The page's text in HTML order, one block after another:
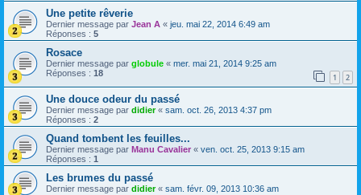
Une petite rêverie
Dernier message par Jean A « jeu. mai 22, 2014 6:49 am
Réponses : 5
Rosace
Dernier message par globule « mer. mai 21, 2014 9:25 am
Réponses : 18 1 2
Une douce odeur du passé
Dernier message par didier« sam. oct. 26, 2013 4:37 pm
Réponses : 2
Quand tombent les feuilles...
Dernier message par Manu Cavalier « ven. oct. 25, 2013 9:15 am
Réponses : 1
Les brumes du passé
Dernier message par didier« sam. févr. 09, 2013 10:36 am